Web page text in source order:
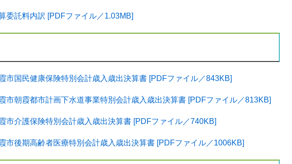
委託料内訳 [PDFファイル／1.03MB]
市国民健康保険特別会計歳入歳出決算書 [PDFファイル／843KB]
市朝霞都市計画下水道事業特別会計歳入歳出決算書 [PDFファイル／813KB]
市介護保険特別会計歳入歳出決算書 [PDFファイル／740KB]
市後期高齢者医療特別会計歳入歳出決算書 [PDFファイル／1006KB]